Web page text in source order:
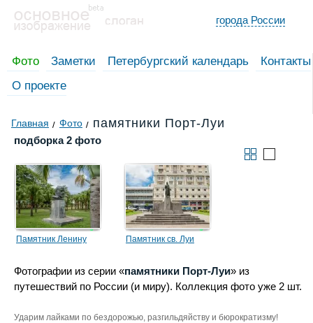
города России
Фото Заметки Петербургский календарь
Контакты
О проекте
Главная Фото памятники Порт-Луи
подборка 2 фото
Памятник Ленину Памятник св. Луи
Фотографии из серии «памятники Порт-Луи» из
путешествий по России (и миру). Коллекция фото уже 2 шт.
Ударим лайками по бездорожью, разгильдяйству и бюрократизму!